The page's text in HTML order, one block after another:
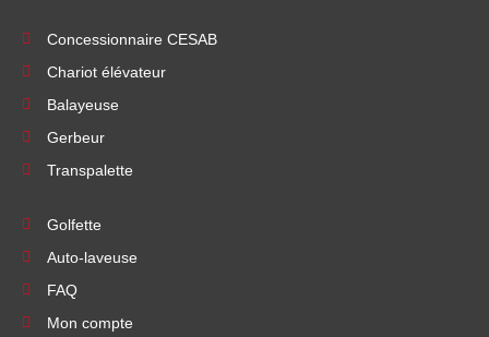
Concessionnaire CESAB
Chariot élévateur
Balayeuse
Gerbeur
Transpalette
Golfette
Auto-laveuse
FAQ
Mon compte